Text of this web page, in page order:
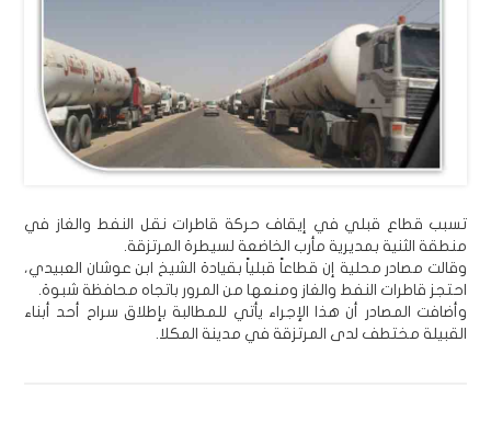
تسبب قطاع قبلي في إيقاف حركة قاطرات نقل النفط والغاز في
منطقة الثنية بمديرية مأرب الخاضعة لسيطرة المرتزقة.
وقالت مصادر محلية إن قطاعاً قبلياً بقيادة الشيخ ابن عوشان العبيدي،
احتجز قاطرات النفط والغاز ومنعها من المرور باتجاه محافظة شبوة.
وأضافت المصادر أن هذا الإجراء يأتي للمطالبة بإطلاق سراح أحد أبناء
القبيلة مختطف لدى المرتزقة في مدينة المكلا.